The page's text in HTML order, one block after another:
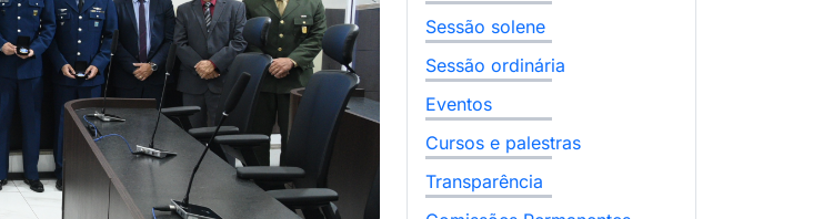
Sessão solene
Sessão ordinária
Eventos
Cursos e palestras
Transparência